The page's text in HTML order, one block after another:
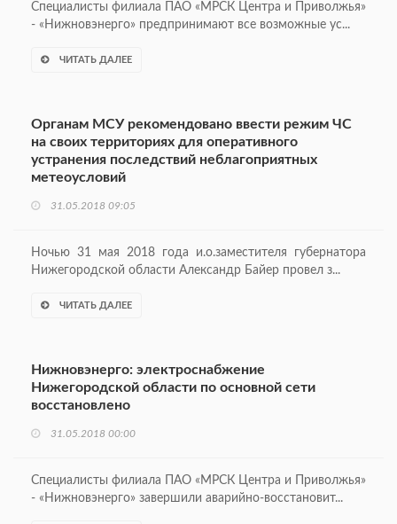
Специалисты филиала ПАО «МРСК Центра и Приволжья»
- «Нижновэнерго» предпринимают все возможные ус...
ЧИТАТЬ ДАЛЕЕ
Органам МСУ рекомендовано ввести режим ЧС
на своих территориях для оперативного
устранения последствий неблагоприятных
метеоусловий
31.05.2018 09:05
Ночью 31 мая 2018 года и.о.заместителя губернатора
Нижегородской области Александр Байер провел з...
ЧИТАТЬ ДАЛЕЕ
Нижновэнерго: электроснабжение
Нижегородской области по основной сети
восстановлено
31.05.2018 00:00
Специалисты филиала ПАО «МРСК Центра и Приволжья»
- «Нижновэнерго» завершили аварийно-восстановит...